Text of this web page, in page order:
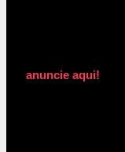
anuncie aqui!